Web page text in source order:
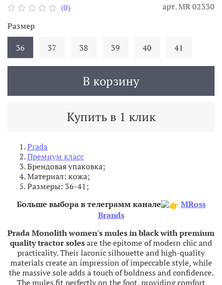
(0) арт.МR 02330
В корзину
Купить в 1 клик
Размер
36
37 38 39 40 41
Prada
Премиум класс
Брендовая упаковка;
Материал: кожа;
Размеры: 36-41;
Больше выбора в телеграмм канале
MRoss
Brands
Prada Monolith women's mules in black with premium
quality tractor solesare the epitome of modern chic and
practicality. Their laconic silhouette and high-quality
materials create an impression of impeccable style, while
the massive sole adds a touch of boldness and confidence.
The mules fit perfectly on the foot, providing comfort